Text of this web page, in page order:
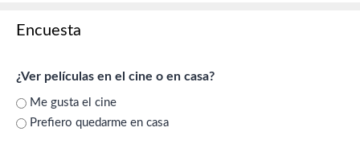
Encuesta
¿Ver películas en el cine o en casa?
Me gusta el cine
Prefiero quedarme en casa